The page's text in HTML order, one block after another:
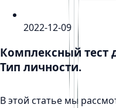
2022-12-09
Комплексный тест
Тип личности.
В этой статье мы